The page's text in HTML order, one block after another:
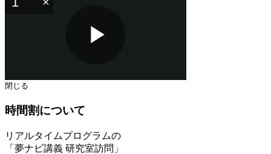
Video
閉じる
時間割について
リアルタイムプログラムの
「夢ナビ講義 研究室訪問」